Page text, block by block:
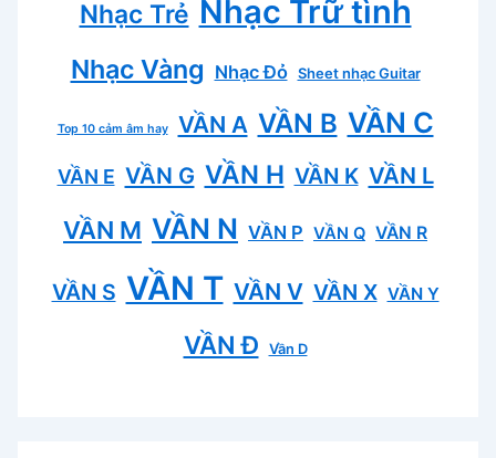
Nhạc Trẻ Nhạc Trữ tình
Nhạc Vàng Nhạc Đỏ Sheet nhạc Guitar
Top 10 cảm âm hay VẦN A VẦN B VẦN C
VẦN E VẦN G VẦN H VẦN K VẦN L
VẦN M VẦN N VẦN P VẦN Q VẦN R
VẦN S VẦN T VẦN V VẦN X VẦN Y
VẦN Đ Vần D